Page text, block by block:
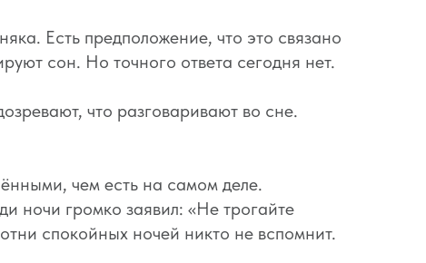
Есть предположение, что это связано
сон. Но точного ответа сегодня нет.
что разговаривают во сне.
чем есть на самом деле.
ночи громко заявил: «Не трогайте
спокойных ночей никто не вспомнит.